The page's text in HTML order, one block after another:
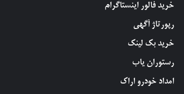
خرید فالور اینستاگرام
رپورتاژ آگهی
خرید بک لینک
رستوران یاب
امداد خودرو اراک